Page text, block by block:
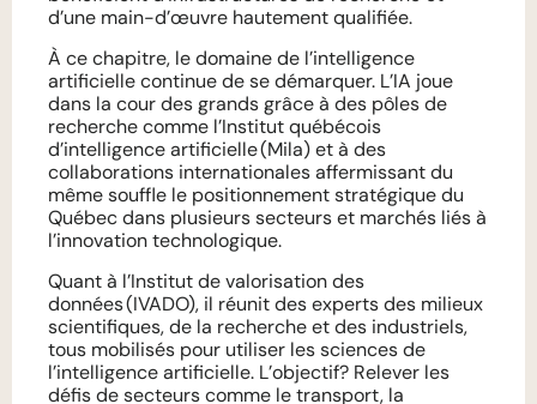
d’une main-d’œuvre hautement qualifiée.
À ce chapitre, le domaine de l’intelligence
artificielle continue de se démarquer. L’IA joue
dans la cour des grands grâce à des pôles de
recherche comme l’Institut québécois
d’intelligence artificielle (Mila) et à des
collaborations internationales affermissant du
même souffle le positionnement stratégique du
Québec dans plusieurs secteurs et marchés liés à
l’innovation technologique.
Quant à l’Institut de valorisation des
données (IVADO), il réunit des experts des milieux
scientifiques, de la recherche et des industriels,
tous mobilisés pour utiliser les sciences de
l’intelligence artificielle. L’objectif? Relever les
défis de secteurs comme le transport, la